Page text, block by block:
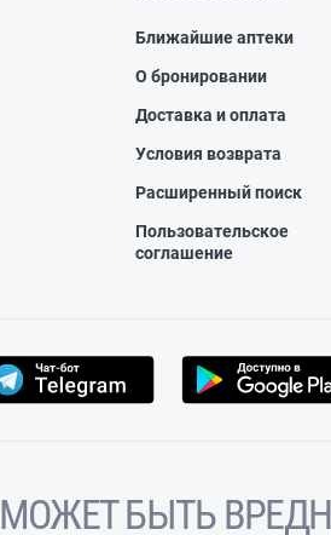
Ближайшие аптеки
О бронировании
Доставка и оплата
Условия возврата
Расширенный поиск
Пользовательское
соглашение
БЫТЬ